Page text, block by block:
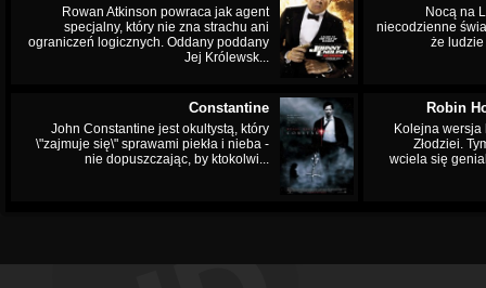
Rowan Atkinson powraca jak agent
specjalny, który nie zna strachu ani
ograniczeń logicznych. Oddany poddany
Jej Królewsk...
Nocą na
niecodzienne
że
Constantine
John Constantine jest okultystą, który
\"zajmuje się\" sprawami piekła i nieba -
nie dopuszczając, by ktokolwi...
Robin
Kolejna wersja
Złodziei.
wciela się